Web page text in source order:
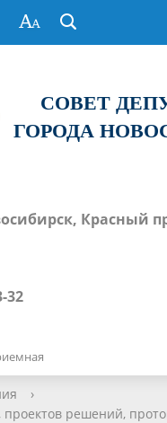
СОВЕТ
ГОРОДА
Красный
32
›
проектов решений,